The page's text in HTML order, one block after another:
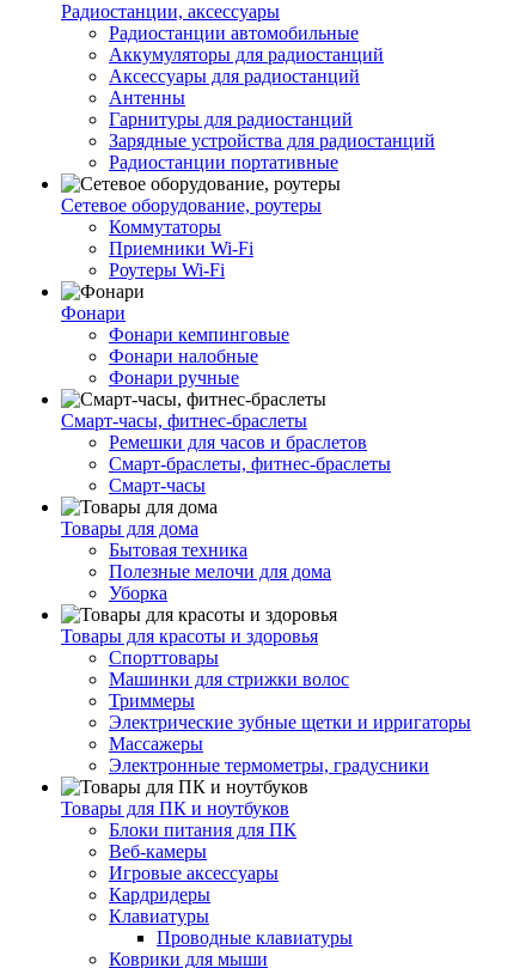
Радиостанции, аксессуары
Радиостанции автомобильные
Аккумуляторы для радиостанций
Аксессуары для радиостанций
Антенны
Гарнитуры для радиостанций
Зарядные устройства для радиостанций
Радиостанции портативные
Сетевое оборудование, роутеры
Коммутаторы
Приемники Wi-Fi
Роутеры Wi-Fi
Фонари
Фонари кемпинговые
Фонари налобные
Фонари ручные
Смарт-часы, фитнес-браслеты
Ремешки для часов и браслетов
Смарт-браслеты, фитнес-браслеты
Смарт-часы
Товары для дома
Бытовая техника
Полезные мелочи для дома
Уборка
Товары для красоты и здоровья
Спорттовары
Машинки для стрижки волос
Триммеры
Электрические зубные щетки и ирригаторы
Массажеры
Электронные термометры, градусники
Товары для ПК и ноутбуков
Блоки питания для ПК
Веб-камеры
Игровые аксессуары
Кардридеры
Клавиатуры
Проводные клавиатуры
Коврики для мыши